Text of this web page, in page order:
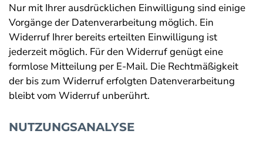
Nur mit Ihrer ausdrücklichen Einwilligung sind einige
Vorgänge der Datenverarbeitung möglich. Ein
Widerruf Ihrer bereits erteilten Einwilligung ist
jederzeit möglich. Für den Widerruf genügt eine
formlose Mitteilung per E-Mail. Die Rechtmäßigkeit
der bis zum Widerruf erfolgten Datenverarbeitung
bleibt vom Widerruf unberührt.
NUTZUNGSANALYSE